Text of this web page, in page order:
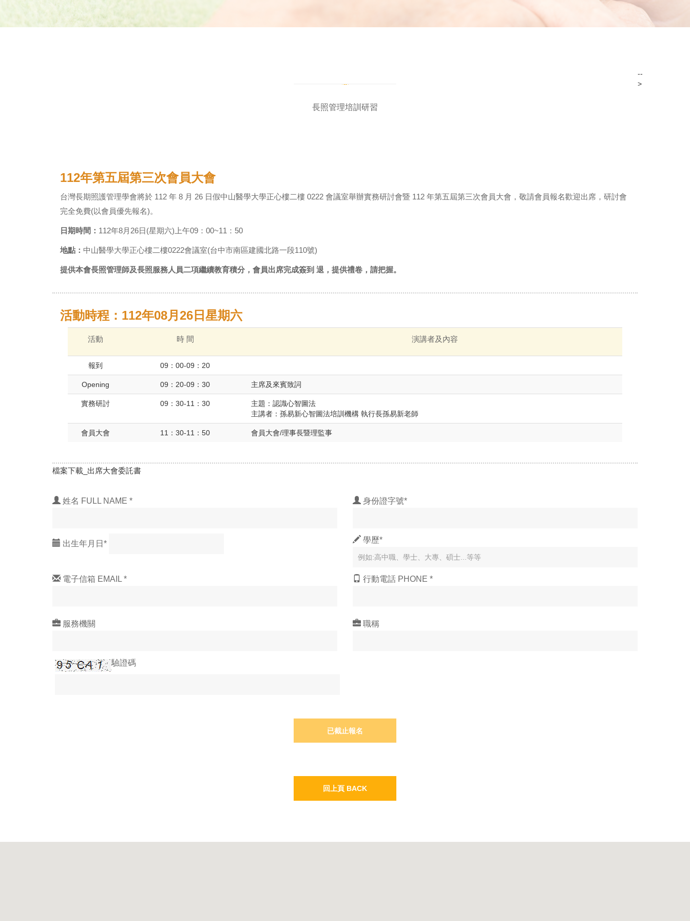
長照管理培訓研習
112年第五屆第三次會員大會
台灣長期照護管理學會將於 112 年 8 月 26 日假中山醫學大學正心樓二樓 0222 會議室舉辦實務研討會暨 112 年第五屆第三次會員大會，敬請會員報名歡迎出席，研討會
完全免費(以會員優先報名)。
日期時間： 112年8月26日(星期六)上午09：00~11：50
地點： 中山醫學大學正心樓二樓0222會議室(台中市南區建國北路一段110號)
提供本會長照管理師及長照服務人員二項繼續教育積分，會員出席完成簽到 退，提供禮卷，請把握。
活動時程：112年08月26日星期六
活動 時 間 演講者及內容
報到 09：00-09：20
Opening 09：20-09：30 主席及來賓致詞
實務研討 09：30-11：30
主題：認識心智圖法
主講者：孫易新心智圖法培訓機構 執行長孫易新老師
會員大會 11：30-11：50 會員大會/理事長暨理監事
檔案下載_出席大會委託書
姓名 FULL NAME * 身份證字號*
出生年月日* 學歷*
電子信箱 EMAIL * 行動電話 PHONE *
服務機關 職稱
驗證碼
--
>
回上頁 BACK